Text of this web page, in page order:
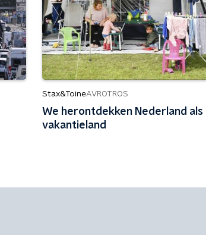
Stax&ToineAVROTROS
We herontdekken Nederland als
vakantieland